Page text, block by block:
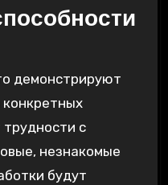
демонстрируют
с
незнакомые
будут